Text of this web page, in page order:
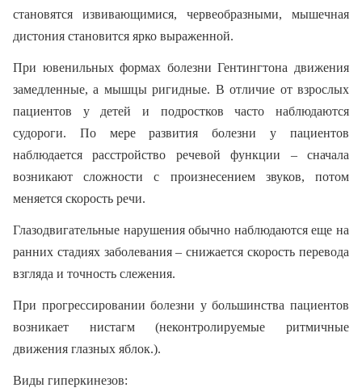
становятся извивающимися, червеобразными, мышечная
дистония становится ярко выраженной.
При ювенильных формах болезни Гентингтона движения
замедленные, а мышцы ригидные. В отличие от взрослых
пациентов у детей и подростков часто наблюдаются
судороги. По мере развития болезни у пациентов
наблюдается расстройство речевой функции – сначала
возникают сложности с произнесением звуков, потом
меняется скорость речи.
Глазодвигательные нарушения обычно наблюдаются еще на
ранних стадиях заболевания – снижается скорость перевода
взгляда и точность слежения.
При прогрессировании болезни у большинства пациентов
возникает нистагм (неконтролируемые ритмичные
движения глазных яблок.).
Виды гиперкинезов: